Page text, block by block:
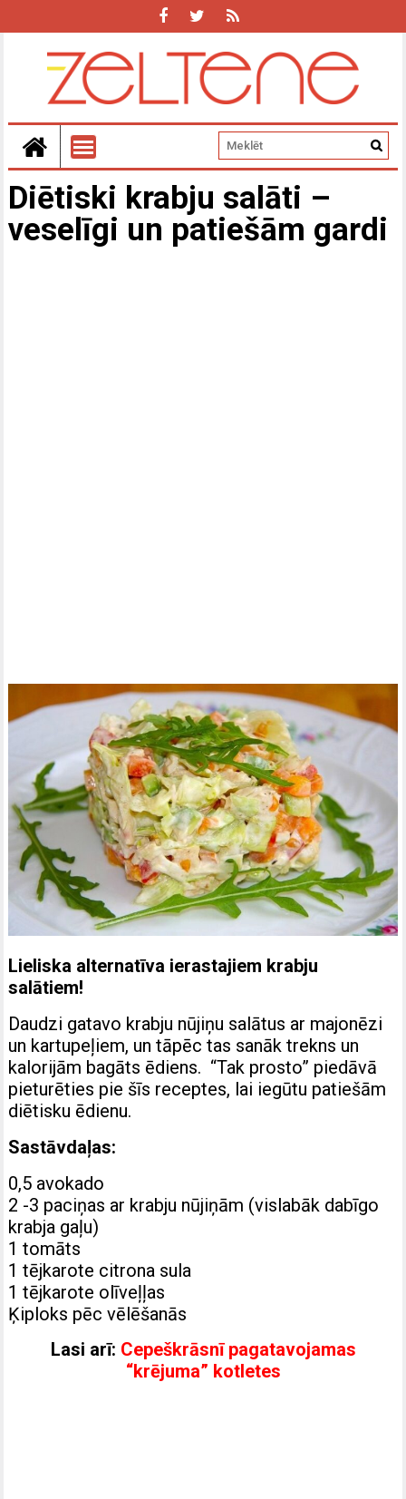
Diētiski krabju salāti –
veselīgi un patiešām gardi
Lieliska alternatīva ierastajiem krabju
salātiem!
Daudzi gatavo krabju nūjiņu salātus ar majonēzi
un kartupeļiem, un tāpēc tas sanāk trekns un
kalorijām bagāts ēdiens. “Tak prosto” piedāvā
pieturēties pie šīs receptes, lai iegūtu patiešām
diētisku ēdienu.
Sastāvdaļas:
0,5 avokado
2 -3 paciņas ar krabju nūjiņām (vislabāk dabīgo
krabja gaļu)
1 tomāts
1 tējkarote citrona sula
1 tējkarote olīveļļas
Ķiploks pēc vēlēšanās
Lasi arī: Cepeškrāsnī pagatavojamas
“krējuma” kotletes